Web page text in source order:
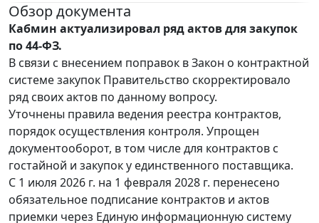
Обзор документа
Кабмин актуализировал ряд актов для закупок
по 44-ФЗ.
В связи с внесением поправок в Закон о контрактной
системе закупок Правительство скорректировало
ряд своих актов по данному вопросу.
Уточнены правила ведения реестра контрактов,
порядок осуществления контроля. Упрощен
документооборот, в том числе для контрактов с
гостайной и закупок у единственного поставщика.
С 1 июля 2026 г. на 1 февраля 2028 г. перенесено
обязательное подписание контрактов и актов
приемки через Единую информационную систему